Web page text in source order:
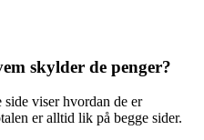
skylder de penger?
side viser hvordan de er
er alltid lik på begge sider.